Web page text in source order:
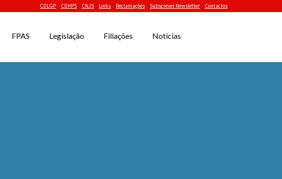
CDLGP CDHPS CNJS Links Reclamações Subscrever Newsletter Contactos
FPAS Legislação Filiações Notícias